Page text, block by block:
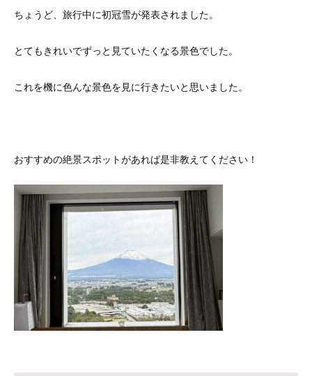
ちょうど、旅行中に初冠雪が発表されました。
とてもきれいでずっと見ていたくなる景色でした。
これを機に色んな景色を見に行きたいと思いました。
おすすめの絶景スポットがあれば是非教えてください！